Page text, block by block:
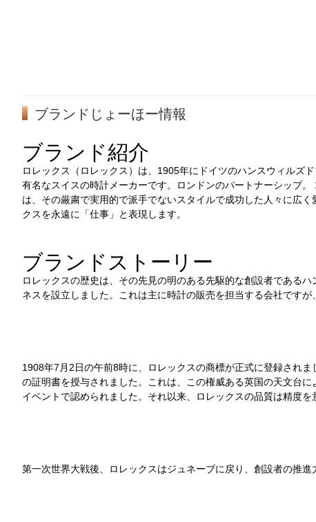
ブランドじょーほー情報
ブランド紹介
ロレックス（ ロレックス ）は、1905年にドイツのハンスウィルズ
有名なスイスの時計メーカーです。ロンドンのパートナーシップ
は、その厳粛で実用的で派手でないスタイルで成功した人々に広
クスを永遠に「仕事」と表現します。
ブランドストーリー
ロレックスの歴史は、その先見の明のある先駆的な創設者である
ネスを設立しました。これは主に時計の販売を担当する会社ですが
1908年7月2日の午前8時に、ロレックスの商標が正式に登録され
の証明書を授与されました。これは、この権威ある英国の天文台
イベントで認められました。それ以来、ロレックスの品質は精度を
第一次世界大戦後、ロレックスはジュネーブに戻り、創設者の推